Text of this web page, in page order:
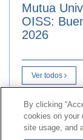
Mutua
OISS:
2026
Ver todos
Line Universal
By clicking
cookies on your
site usage, and